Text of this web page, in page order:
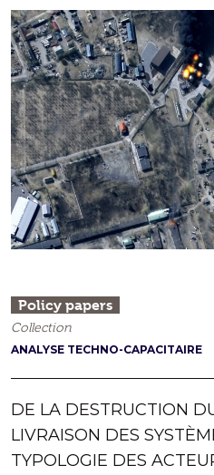
Policy papers
Collection
ANALYSE TECHNO-CAPACITAIRE
DE LA DESTRUCTION
LIVRAISON DES
TYPOLOGIE DES